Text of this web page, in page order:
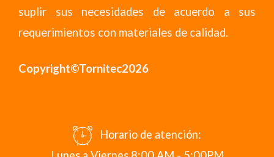
suplir sus necesidades de acuerdo a sus
requerimientos con materiales de calidad.
Copyright©Tornitec2026
Horario de atención: